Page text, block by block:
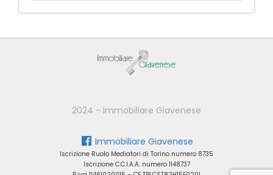
2024 - Immobiliare Giavenese
Immobiliare Giavenese
Iscrizione Ruolo Mediatori di Torino numero 8735
Iscrizione C.C.I.A.A. numero 1148737